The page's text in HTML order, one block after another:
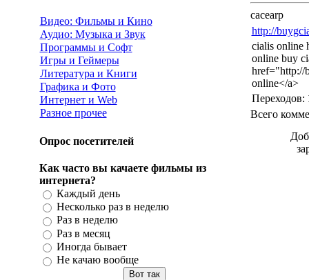
Видео: Фильмы и Кино
Аудио: Музыка и Звук
Программы и Софт
Игры и Геймеры
Литература и Книги
Графика и Фото
Интернет и Web
Разное прочее
Опрос посетителей
Как часто вы качаете фильмы из
интернета?
Каждый день
Несколько раз в неделю
Раз в неделю
Раз в месяц
Иногда бывает
Не качаю вообще
cacearp
http://
cialis online
online buy
href="http://
online</a>
Переходов:
Всего